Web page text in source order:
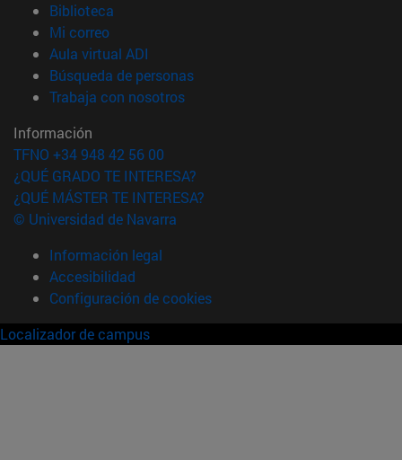
Biblioteca
Mi correo(abre en nueva ventana)
Aula virtual ADI
Búsqueda de personas(abre en nueva ventana)
Trabaja con nosotros(abre en nueva ventana)
Información
TFNO +34 948 42 56 00
¿QUÉ GRADO TE INTERESA?
¿QUÉ MÁSTER TE INTERESA?
© Universidad de Navarra
Información legal
Accesibilidad
Configuración de cookies
Localizador de campus